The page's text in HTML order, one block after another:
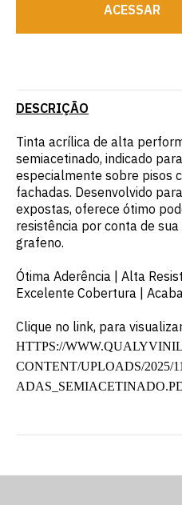
ACESSAR
DESCRIÇÃO
Tinta acrílica de alta
semiacetinado, indicado
especialmente sobre pisos
fachadas. Desenvolvido
expostas, oferece ótimo
resistência por conta de
grafeno.
Ótima Aderência | Alta
Excelente Cobertura |
Clique no link, para
HTTPS://
CONTENT/UPLOADS/2025/